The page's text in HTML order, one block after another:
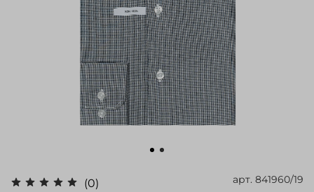
(0) арт. 841960/19